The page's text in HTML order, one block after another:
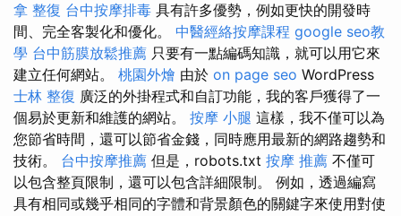
拿 整復 台中按摩排毒 具有許多優勢，例如更快的開發時
間、完全客製化和優化。 中醫經絡按摩課程 google seo教
學 台中筋膜放鬆推薦 只要有一點編碼知識，就可以用它來
建立任何網站。 桃園外燴 由於 on page seo WordPress
士林 整復 廣泛的外掛程式和自訂功能，我的客戶獲得了一
個易於更新和維護的網站。 按摩 小腿 這樣，我不僅可以為
您節省時間，還可以節省金錢，同時應用最新的網路趨勢和
技術。 台中按摩推薦 但是，robots.txt 按摩 推薦 不僅可
以包含整頁限制，還可以包含詳細限制。 例如，透過編寫
具有相同或幾乎相同的字體和背景顏色的關鍵字來使用對使